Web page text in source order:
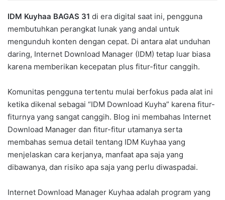
IDM Kuyhaa BAGAS 31 di era digital saat ini, pengguna
membutuhkan perangkat lunak yang andal untuk
mengunduh konten dengan cepat. Di antara alat unduhan
daring, Internet Download Manager (IDM) tetap luar biasa
karena memberikan kecepatan plus fitur-fitur canggih.
Komunitas pengguna tertentu mulai berfokus pada alat ini
ketika dikenal sebagai “IDM Download Kuyha” karena fitur-
fiturnya yang sangat canggih. Blog ini membahas Internet
Download Manager dan fitur-fitur utamanya serta
membahas semua detail tentang IDM Kuyhaa yang
menjelaskan cara kerjanya, manfaat apa saja yang
dibawanya, dan risiko apa saja yang perlu diwaspadai.
Internet Download Manager Kuyhaa adalah program yang